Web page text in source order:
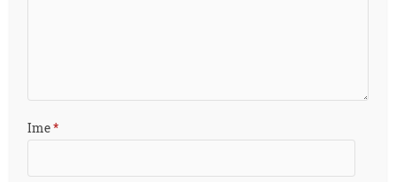
Ime*